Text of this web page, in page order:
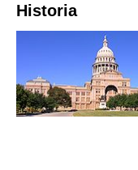
Historia